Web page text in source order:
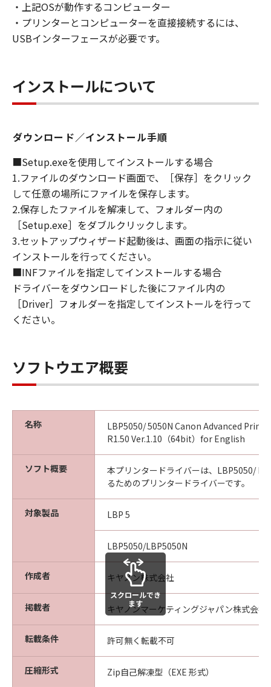
restrictions and regulations of the country
involved, and not to export or re-export,
directly or indirectly, the Software in
approvals.
6. NO SUPPORT
DEALERS NOR CANON'S LICENSORS ARE
RESPONSIBLE FOR MAINTAINING OR
HELPING YOU TO USE THE SOFTWARE. NO
UPDATES, FIXES OR SUPPORTS WILL BE
MADE AVAILABLE FOR THE SOFTWARE.
7. NO WARRANTY AND DISCLAIMER OF
INDEMNITY
[NO WARRANTY] THE SOFTWARE IS
PROVIDED "AS IS" WITHOUT WARRANTY_OF
ANY KIND, EITHER EXPRESSED OR IMPLIED,
INCLUDING, BUT NOT LIMITED TO THE
IMPLIED WARRANTIES OF MERCHANTABILITY
AND FITNESS FOR A PARTICULAR PURPOSE.
YOU. SHOULD THE SOFTWARE PROVE
DEFECTIVE, YOU ASSUME THE ENTIRE COST
OF ALL NECESSARY SERVICING, REPAIR OR
JURISDICTIONS DO NOT ALLOW THE
EXCLUSION OF IMPLIED WARRANTIES, SO
THE ABOVE EXCLUSION MAY NOT APPLY TO
YOU.
THIS WARRANTY GIVES YOU SPECIFIC LEGAL
RIGHTS AND YOU MAY ALSO HAVE OTHER
OR JURISDICTION_TO JURISDICTION.
NEITHER CANON, CANON'S SUBSIDIARIES OR
AFFILIATES, THEIR DISTRIBUTORS, OR
DEALERS NOR CANON'S LICENSORS
WARRANT THAT THE FUNCTIONS
CONTAINED IN THE SOFTWARE WILL MEET
YOUR REQUIREMENTS OR THAT THE
OPERATION OF THE SOFTWARE WILL BE
UNINTERRUPTED OR ERROR FREE.
SHALL EITHER CANON, CANON'S
SUBSIDIARIES OR AFFILIATES, THEIR
・上記OSが動作するコンピューター
・プリンターとコンピューターを直接接続するには、
USBインターフェースが必要です。
インストールについて
ダウンロード／インストール手順
■Setup.exeを使用してインストールする場合
1.ファイルのダウンロード画面で、［保存］をクリック
して任意の場所にファイルを保存します。
2.保存したファイルを解凍して、フォルダー内の
［Setup.exe］をダブルクリックします。
3.セットアップウィザード起動後は、画面の指示に従い
インストールを行ってください。
■INFファイルを指定してインストールする場合
ドライバーをダウンロードした後にファイル内の
［Driver］フォルダーを指定してインストールを行って
ください。
ソフトウエア概要
名称
LBP5050/ 5050N Canon Advanced
R1.50 Ver.1.10（64bit）for English
ソフト概要
本プリンタードライバーは、LBP5050/
るためのプリンタードライバーです。
対象製品 LBP 5
LBP5050/LBP5050N
作成者 キヤノン株式会社
掲載者 キヤノンマーケティングジャパン株式会社
転載条件 許可無く転載不可
圧縮形式 Zip自己解凍型（EXE 形式）
スクロールでき
ます